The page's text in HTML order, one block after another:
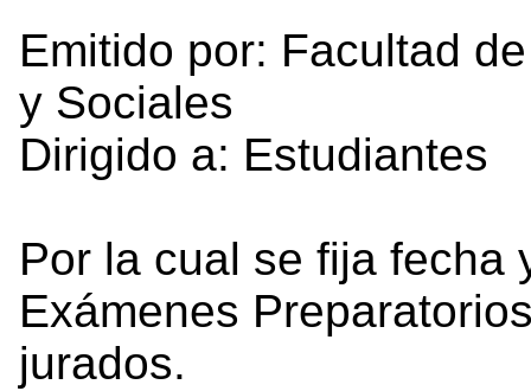
Emitido por: Facultad
y Sociales
Dirigido a: Estudiantes
Por la cual se fija fecha
Exámenes
jurados.